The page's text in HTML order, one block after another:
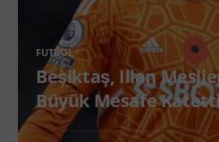
FUTBOL
Beşiktaş, Illan
Büyük Mesafe